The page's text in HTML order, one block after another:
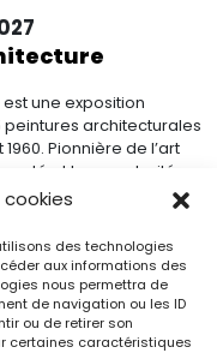
des technologies
aux informations des
nous permettra de
de navigation ou les ID
ou de retirer son
certaines caractéristiques
est une exposition
architecturales
Pionnière de l’art
et la complexité
a habités à travers ces
de sa longue carrière,
[…]
du mot le